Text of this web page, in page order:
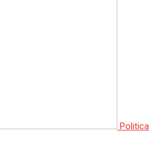
Politica